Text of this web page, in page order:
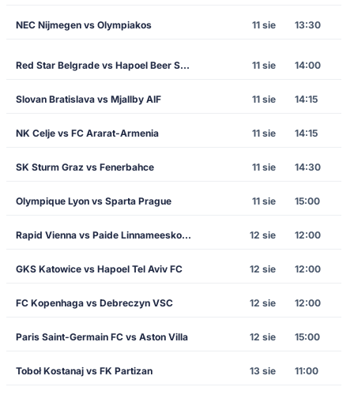
NEC Nijmegen vs Olympiakos 11 sie 13:30
Red Star Belgrade vs Hapoel Beer Sheva 11 sie 14:00
Slovan Bratislava vs Mjallby AIF 11 sie 14:15
NK Celje vs FC Ararat-Armenia 11 sie 14:15
SK Sturm Graz vs Fenerbahce 11 sie 14:30
Olympique Lyon vs Sparta Prague 11 sie 15:00
Rapid Vienna vs Paide Linnameeskond 12 sie 12:00
GKS Katowice vs Hapoel Tel Aviv FC 12 sie 12:00
FC Kopenhaga vs Debreczyn VSC 12 sie 12:00
Paris Saint-Germain FC vs Aston Villa 12 sie 15:00
Toboł Kostanaj vs FK Partizan 13 sie 11:00